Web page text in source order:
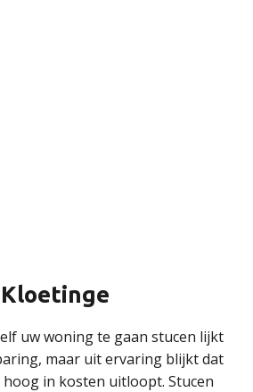
uw woning te gaan stucen lijkt
maar uit ervaring blijkt dat
in kosten uitloopt. Stucen